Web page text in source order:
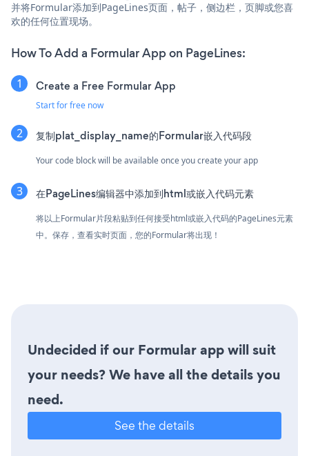
并将Formular添加到PageLines页面，帖子，侧边栏，页脚或您喜
欢的任何位置现场。
How To Add a Formular App on PageLines:
Create a Free Formular App
Start for free now
复制plat_display_name的Formular嵌入代码段
Your code block will be available once you create your app
在PageLines编辑器中添加到html或嵌入代码元素
将以上Formular片段粘贴到任何接受html或嵌入代码的PageLines元素
中。保存，查看实时页面，您的Formular将出现！
Undecided if our Formular app will suit
your needs? We have all the details you
need.
See the details